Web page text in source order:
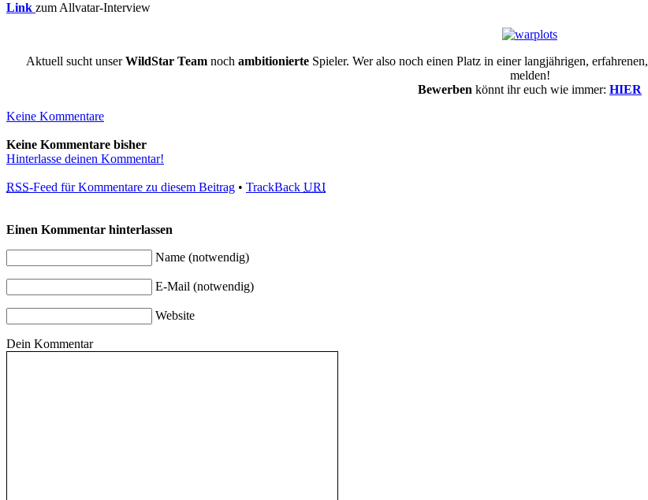
Link zum Allvatar-Interview
Aktuell sucht unserWildStar Teamnoch ambitionierteSpieler. Wer also noch einen Platz in einer langjährigen,
melden!
Bewerben könnt ihr euch wie immer: HIER
Keine Kommentare
Keine Kommentare bisher
Hinterlasse deinen Kommentar!
RSS-Feed für Kommentare zu diesem Beitrag • TrackBack URI
Einen Kommentar hinterlassen
Name (notwendig)
E-Mail (notwendig)
Website
Dein Kommentar